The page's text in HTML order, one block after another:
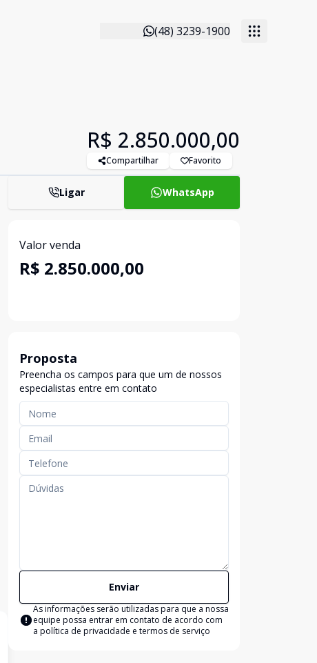
(48) 3239-1900
R$ 2.850.000,00
Compartilhar Favorito
Ligar WhatsApp
Valor venda
R$ 2.850.000,00
Proposta
Preencha os campos para que um de nossos
especialistas entre em contato
Enviar
As informações serão utilizadas para que a nossa
equipe possa entrar em contato de acordo com
a política de privacidade e termos de serviço